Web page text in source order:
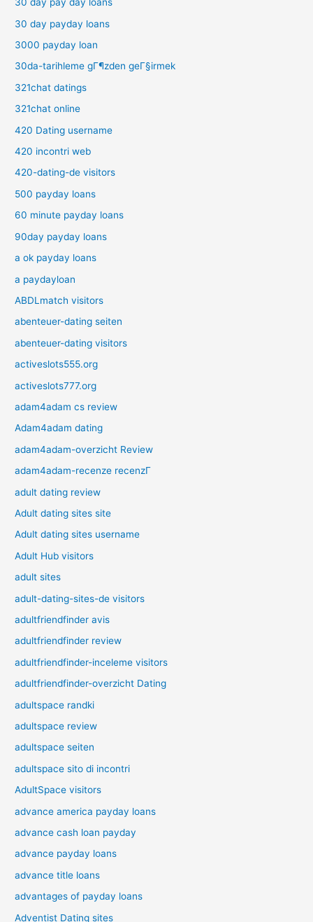
30 day pay day loans
30 day payday loans
3000 payday loan
30da-tarihleme gГ¶zden geГ§irmek
321chat datings
321chat online
420 Dating username
420 incontri web
420-dating-de visitors
500 payday loans
60 minute payday loans
90day payday loans
a ok payday loans
a paydayloan
ABDLmatch visitors
abenteuer-dating seiten
abenteuer-dating visitors
activeslots555.org
activeslots777.org
adam4adam cs review
Adam4adam dating
adam4adam-overzicht Review
adam4adam-recenze recenzГ­
adult dating review
Adult dating sites site
Adult dating sites username
Adult Hub visitors
adult sites
adult-dating-sites-de visitors
adultfriendfinder avis
adultfriendfinder review
adultfriendfinder-inceleme visitors
adultfriendfinder-overzicht Dating
adultspace randki
adultspace review
adultspace seiten
adultspace sito di incontri
AdultSpace visitors
advance america payday loans
advance cash loan payday
advance payday loans
advance title loans
advantages of payday loans
Adventist Dating sites